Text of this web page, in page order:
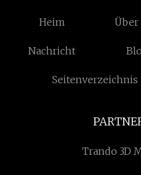
Heim Über
Nachricht
Seitenverzeichnis
Trando 3D Medizinisch